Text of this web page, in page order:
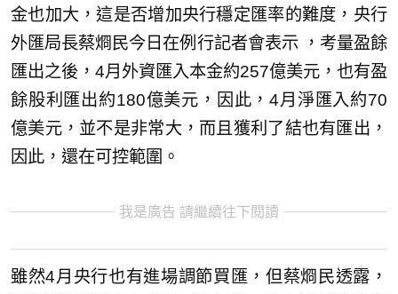
金也加大，這是否增加央行穩定匯率的難度，央行
外匯局長蔡烱民今日在例行記者會表示 ，考量盈餘
匯出之後，4月外資匯入本金約257億美元，也有盈
餘股利匯出約180億美元，因此，4月淨匯入約70
億美元，並不是非常大，而且獲利了結也有匯出，
因此，還在可控範圍。
我是廣告 請繼續往下閱讀
雖然4月央行也有進場調節買匯，但蔡烱民透露，